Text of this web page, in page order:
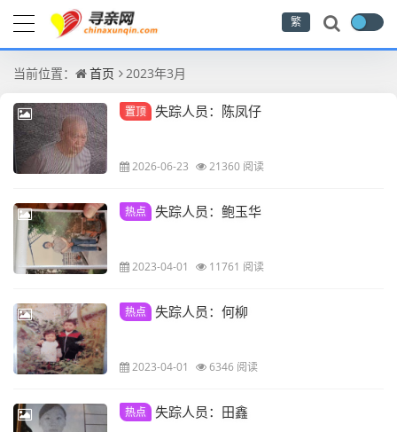
繁
当前位置： 首页 2023年3月
置顶 失踪人员：陈凤仔
2026-06-23 21360 阅读
热点 失踪人员：鲍玉华
2023-04-01 11761 阅读
热点 失踪人员：何柳
2023-04-01 6346 阅读
热点 失踪人员：田鑫